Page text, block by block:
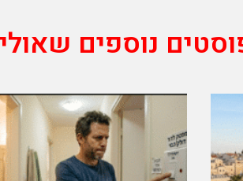
נוספים שאולי